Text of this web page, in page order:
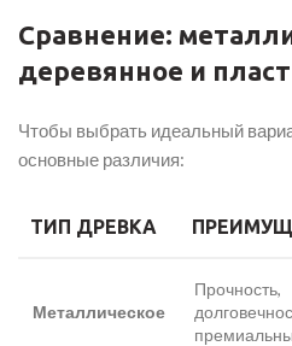
Сравнение:
деревянное и
Чтобы выбрать идеальный
основные различия:
ТИП ДРЕВКА
Металлическое
Прочность,